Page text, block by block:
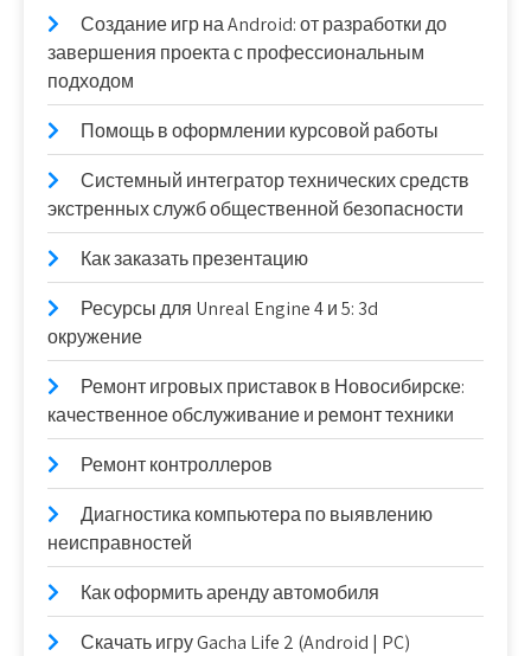
Создание игр на Android: от разработки до
завершения проекта с профессиональным
подходом
Помощь в оформлении курсовой работы
Системный интегратор технических средств
экстренных служб общественной безопасности
Как заказать презентацию
Ресурсы для Unreal Engine 4 и 5: 3d
окружение
Ремонт игровых приставок в Новосибирске:
качественное обслуживание и ремонт техники
Ремонт контроллеров
Диагностика компьютера по выявлению
неисправностей
Как оформить аренду автомобиля
Скачать игру Gacha Life 2 (Android | PC)